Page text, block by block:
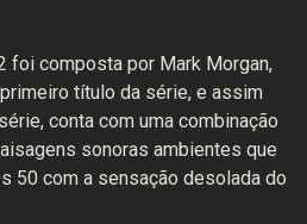
foi composta por Mark Morgan,
título da série, e assim
conta com uma combinação
sonoras ambientes que
50 com a sensação desolada do